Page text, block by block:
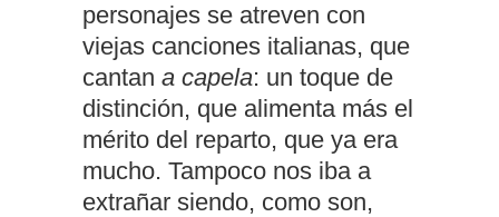
personajes se atreven con
viejas canciones italianas, que
cantan a capela: un toque de
distinción, que alimenta más el
mérito del reparto, que ya era
mucho. Tampoco nos iba a
extrañar siendo, como son,